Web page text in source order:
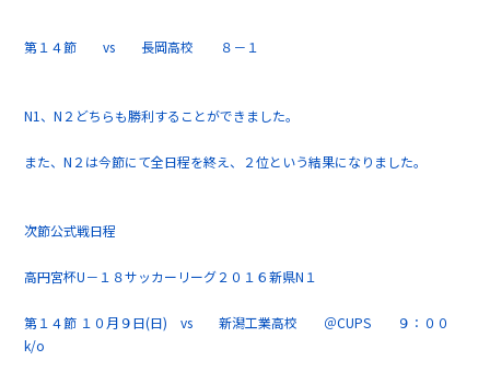
第１４節 vs 長岡高校 ８－１
N1、N２どちらも勝利することができました。
また、N２は今節にて全日程を終え、２位という結果になりました。
次節公式戦日程
高円宮杯U－１８サッカーリーグ２０１６新県N１
第１４節 １０月９日(日) vs 新潟工業高校 ＠CUPS ９：００
k/o